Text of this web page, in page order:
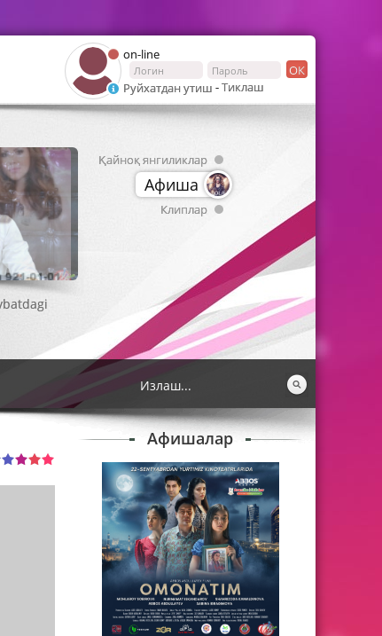
on-line
ОК
Руйхатдан утиш -Тиклаш
Қайноқ янгиликлар
Афиша
Клиплар
Афишалар